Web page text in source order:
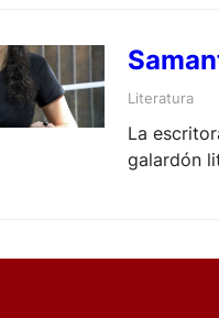
Literatura
La
galardón